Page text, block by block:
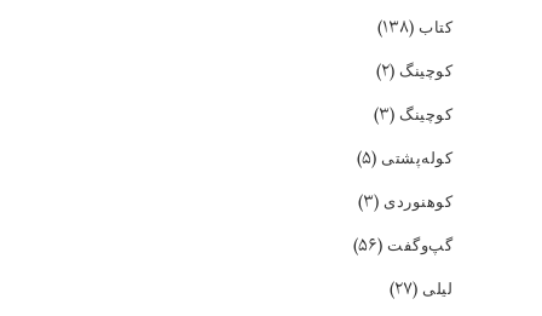
کتاب (۱۳۸)
کوچینگ (۲)
کوچینگ (۳)
کوله‌پشتی (۵)
کوهنوردی (۳)
گپ‌و‌گفت (۵۶)
لیلی (۲۷)